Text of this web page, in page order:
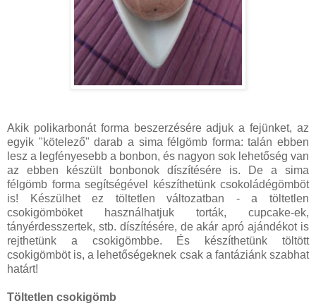
Akik polikarbonát forma beszerzésére adjuk a fejünket, az
egyik "kötelező" darab a sima félgömb forma: talán ebben
lesz a legfényesebb a bonbon, és nagyon sok lehetőség van
az ebben készült bonbonok díszítésére is. De a sima
félgömb forma segítségével készíthetünk csokoládégömböt
is! Készülhet ez töltetlen változatban - a töltetlen
csokigömböket használhatjuk torták, cupcake-ek,
tányérdesszertek, stb. díszítésére, de akár apró ajándékot is
rejthetünk a csokigömbbe. És készíthetünk töltött
csokigömböt is, a lehetőségeknek csak a fantáziánk szabhat
határt!
Töltetlen csokigömb